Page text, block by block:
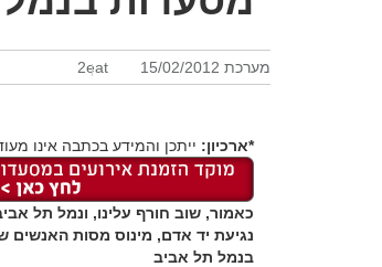
מערכת 2eat 15/02/2012
*ארכיון: ייתכן והמידע בכתבה אינו
כאמור, שוב חורף עלינו, ונמל תל
נגיעת יד אדם, מינוס מסות האנשים
בנמל תל אביב